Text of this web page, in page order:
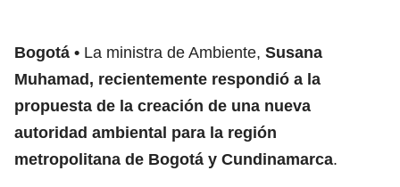
Bogotá La ministra de Ambiente, Susana
Muhamad, recientemente respondió a la
propuesta de la creación de una nueva
autoridad ambiental para la región
metropolitana de Bogotá y Cundinamarca.